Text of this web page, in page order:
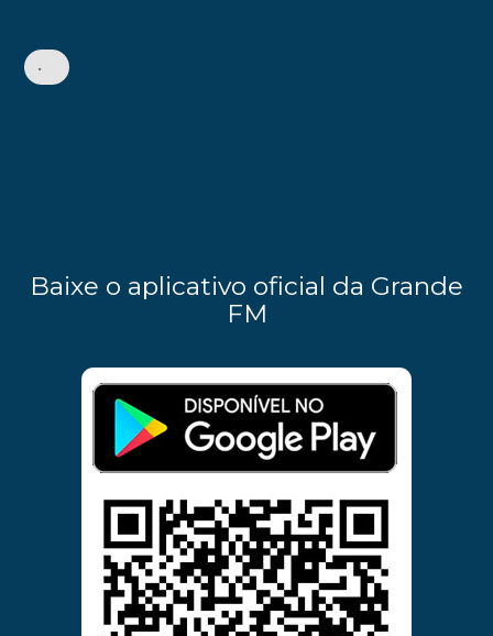
•
Baixe o aplicativo oficial da Grande
FM